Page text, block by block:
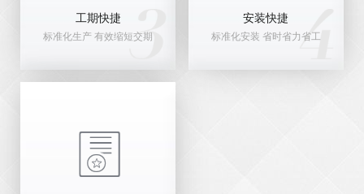
工期快捷
标准化生产 有效缩短交期
安装快捷
标准化安装 省时省力省工
